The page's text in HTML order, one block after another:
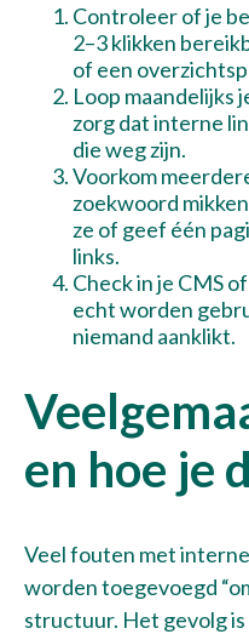
Controleer of je
2–3 klikken
of een
Loop maandelijks
zorg dat interne
die weg zijn.
Voorkom
zoekwoord
ze of geef één
links.
Check in je CMS
echt worden
niemand aanklikt.
en hoe je
Veel fouten met
worden toegevoegd
structuur. Het gevolg